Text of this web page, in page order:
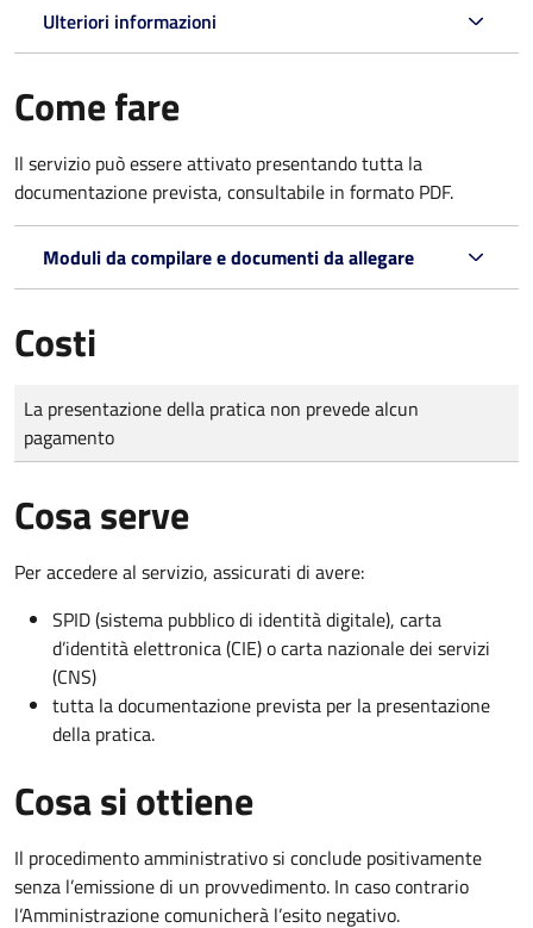
Ulteriori informazioni
Come fare
Il servizio può essere attivato presentando tutta la
documentazione prevista, consultabile in formato PDF.
Moduli da compilare e documenti da allegare
Costi
Tipo di pagamento
Importo
La presentazione della pratica non prevede alcun
pagamento
Cosa serve
Per accedere al servizio, assicurati di avere:
SPID (sistema pubblico di identità digitale), carta
d’identità elettronica (CIE) o carta nazionale dei servizi
(CNS)
tutta la documentazione prevista per la presentazione
della pratica.
Cosa si ottiene
Il procedimento amministrativo si conclude positivamente
senza l’emissione di un provvedimento. In caso contrario
l’Amministrazione comunicherà l’esito negativo.